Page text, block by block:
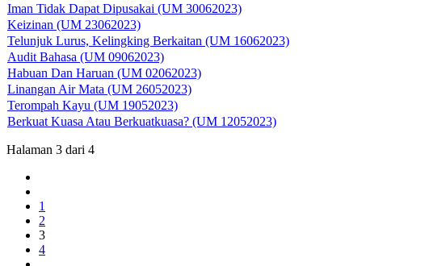
Iman Tidak Dapat Dipusakai (UM 30062023)
Keizinan (UM 23062023)
Telunjuk Lurus, Kelingking Berkaitan (UM 16062023)
Audit Bahasa (UM 09062023)
Habuan Dan Haruan (UM 02062023)
Linangan Air Mata (UM 26052023)
Terompah Kayu (UM 19052023)
Berkuat Kuasa Atau Berkuatkuasa? (UM 12052023)
Halaman 3 dari 4
1
2
3
4